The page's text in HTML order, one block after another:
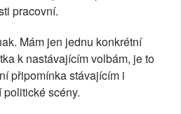
pracovní.
Mám jen jednu konkrétní
k nastávajícím volbám, je to
připomínka stávajícím i
scény.